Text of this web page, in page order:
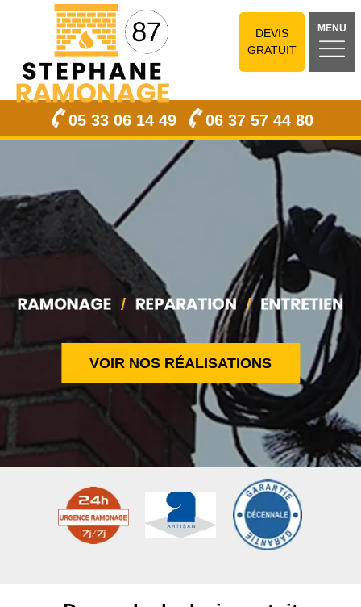
DEVIS
GRATUIT
MENU
05 33 06 14 49 06 37 57 44 80
VOIR NOS RÉALISATIONS